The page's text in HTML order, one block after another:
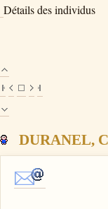
Détails des individus
DURANEL,